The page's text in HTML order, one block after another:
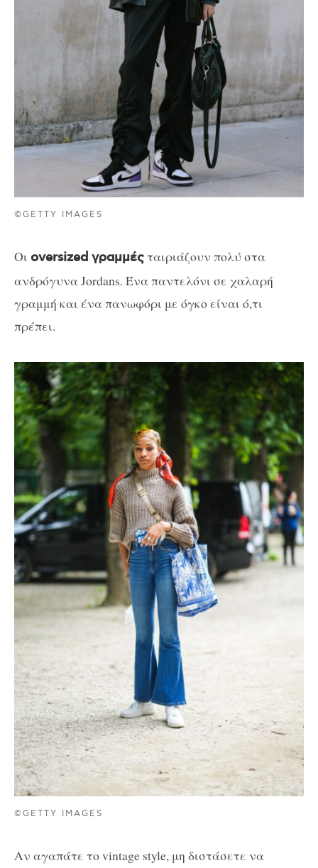
©GETTY IMAGES
Οι oversized γραμμέςταιριάζουν πολύ στα
ανδρόγυνα Jordans. Ένα παντελόνι σε χαλαρή
γραμμή και ένα πανωφόρι με όγκο είναι ό,τι
πρέπει.
©GETTY IMAGES
Αν αγαπάτε το vintage style, μη διστάσετε να